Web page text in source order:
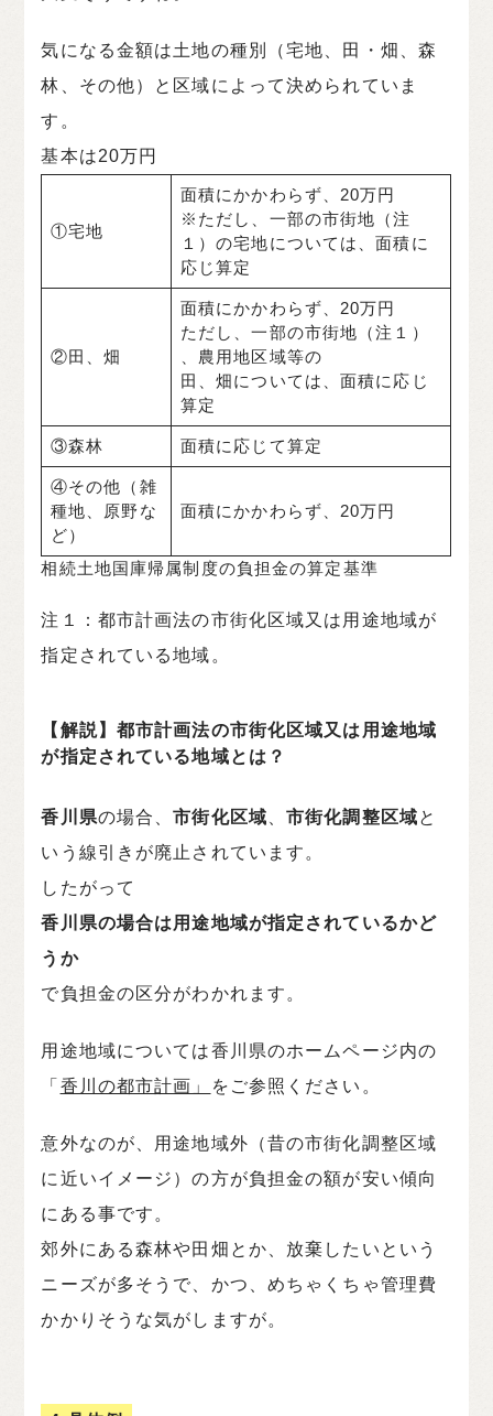
気になる金額は土地の種別（宅地、田・畑、森
林、その他）と区域によって決められていま
す。
基本は20万円
①宅地
面積にかかわらず、20万円
※ただし、一部の市街地（注
１）の宅地については、面積に
応じ算定
②田、畑
面積にかかわらず、20万円
ただし、一部の市街地（注１）
、農用地区域等の
田、畑については、面積に応じ
算定
③森林 面積に応じて算定
④その他（雑
種地、原野な
ど）
面積にかかわらず、20万円
相続土地国庫帰属制度の負担金の算定基準
注１：都市計画法の市街化区域又は用途地域が
指定されている地域。
【解説】都市計画法の市街化区域又は用途地域
が指定されている地域とは？
香川県の場合、市街化区域 、市街化調整区域と
いう線引きが廃止されています。
したがって
香川県の場合は用途地域が指定されているかど
うか
で負担金の区分がわかれます。
用途地域については香川県のホームページ内の
「 香川の都市計画」 をご参照ください。
意外なのが、用途地域外（昔の市街化調整区域
に近いイメージ）の方が負担金の額が安い傾向
にある事です。
郊外にある森林や田畑とか、放棄したいという
ニーズが多そうで、かつ、めちゃくちゃ管理費
かかりそうな気がしますが。